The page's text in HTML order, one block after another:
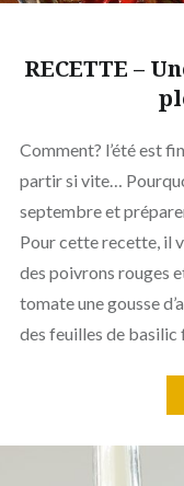
RECETTE –
Comment? l’été est
partir si vite…
septembre et
Pour cette recette, il
des poivrons rouges
tomate une gousse
des feuilles de basilic